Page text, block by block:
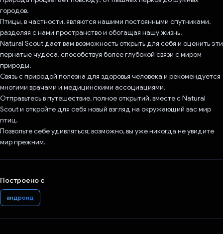
городов.
Птицы, в частности, являются нашими постоянными спутниками,
разделяя с нами пространство и обогащая нашу жизнь.
Natural Scout дает вам возможность открыть для себя и оценить эти
пернатые чудеса, способствуя более глубокой связи с миром
природы.
Связь с природой полезна для здоровья человека и рекомендуется
многими врачами и медицинскими ассоциациями.
Отправьтесь в путешествие, полное открытий, вместе с Natural
Scout и откройте для себя новый взгляд на окружающий вас мир
птиц.
Позвольте себе удивляться; возможно, вы уже никогда не увидите
мир прежним.
Построено с
андроид